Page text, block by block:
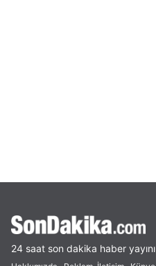
24 saat son dakika haber yayını